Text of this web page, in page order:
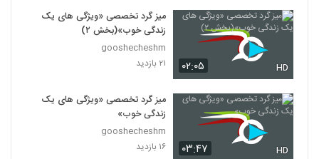
۰۲:۰۵ HD
میز گرد تخصصی «ویژگی های یک
زندگی خوب»(بخش ۲)
gooshecheshm
۲۱ بازدید
۰۳:۴۷ HD
میز گرد تخصصی «ویژگی های یک
زندگی خوب»
gooshecheshm
۱۶ بازدید